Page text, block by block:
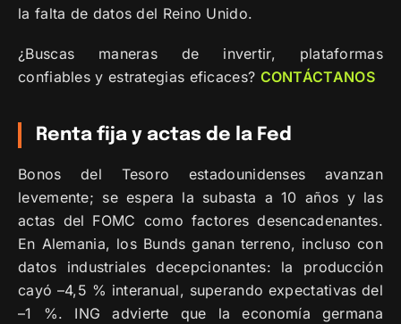
la falta de datos del Reino Unido.
¿Buscas maneras de invertir, plataformas
confiables y estrategias eficaces? CONTÁCTANOS
Renta fija y actas de la Fed
Bonos del Tesoro estadounidenses avanzan
levemente; se espera la subasta a 10 años y las
actas del FOMC como factores desencadenantes.
En Alemania, los Bunds ganan terreno, incluso con
datos industriales decepcionantes: la producción
cayó –4,5 % interanual, superando expectativas del
–1 %. ING advierte que la economía germana